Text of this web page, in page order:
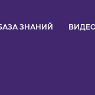
ЗНАНИЙ